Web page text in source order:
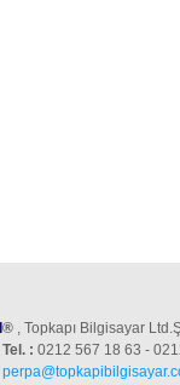
® , Topkapı Bilgisayar
Tel. : 0212 567 18 63 -